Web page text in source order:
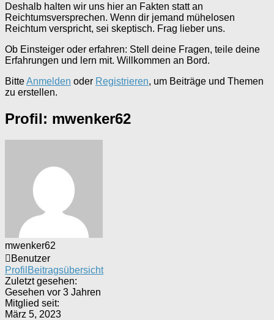
Deshalb halten wir uns hier an Fakten statt an
Reichtumsversprechen. Wenn dir jemand mühelosen
Reichtum verspricht, sei skeptisch. Frag lieber uns.
Ob Einsteiger oder erfahren: Stell deine Fragen, teile deine
Erfahrungen und lern mit. Willkommen an Bord.
BitteAnmelden oder Registrieren, um Beiträge und Themen
zu erstellen.
Profil: mwenker62
mwenker62
Benutzer
Profil Beitragsübersicht
Zuletzt gesehen:
Gesehen vor 3 Jahren
Mitglied seit:
März 5, 2023